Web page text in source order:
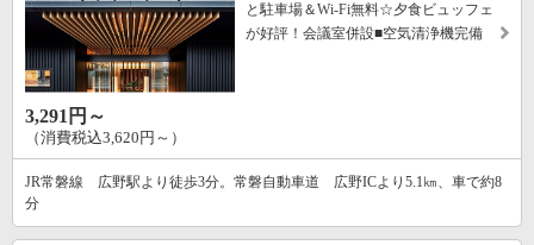
と駐車場＆Wi-Fi無料☆夕食ビュッフェ
が好評！会議室併設■空気清浄機完備
3,291円～
（消費税込3,620円～）
JR常磐線 広野駅より徒歩3分。常磐自動車道 広野ICより5.1㎞、車で約8
分